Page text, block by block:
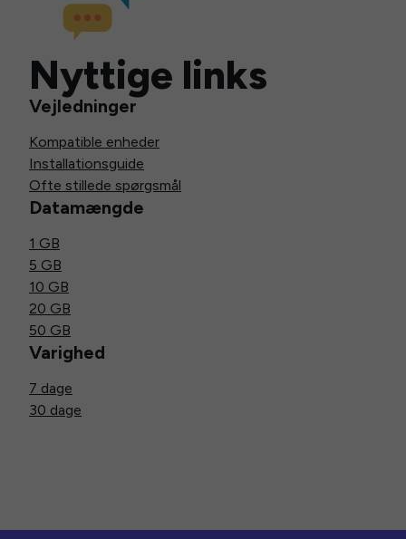
Nyttige links
Vejledninger
Kompatible enheder
Installationsguide
Ofte stillede spørgsmål
Datamængde
1 GB
5 GB
10 GB
20 GB
50 GB
Varighed
7 dage
30 dage